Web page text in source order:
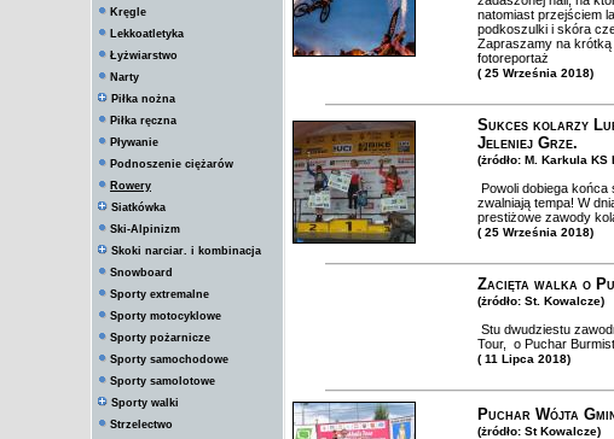
Kręgle
Lekkoatletyka
Łyżwiarstwo
Narty
Piłka nożna
Piłka ręczna
Pływanie
Podnoszenie ciężarów
Rowery
Siatkówka
Ski-Alpinizm
Skoki narciar. i kombinacja
Snowboard
Sporty extremalne
Sporty motocyklowe
Sporty pożarnicze
Sporty samochodowe
Sporty samolotowe
Sporty walki
Strzelectwo
natomiast przejściem
podkoszulki i skóra
Zapraszamy na
fotoreportaż
( 25 Września 2018)
Sukces kolarzy
Jeleniej Grze.
(żródło: M. Karkula KS
Powoli dobiega końca
zwalniają tempa! W
prestiżowe zawody
( 25 Września 2018)
Zacięta walka o
(żródło: St. Kowalcze)
Stu dwudziestu
Tour, o Puchar
( 11 Lipca 2018)
Puchar Wójta
(żródło: St Kowalcze)